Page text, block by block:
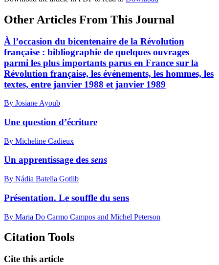
Other Articles From This Journal
À l’occasion du bicentenaire de la Révolution
française : bibliographie de quelques ouvrages
parmi les plus importants parus en France sur la
Révolution française, les événements, les hommes, les
textes, entre janvier 1988 et janvier 1989
By Josiane Ayoub
Une question d’écriture
By Micheline Cadieux
Un apprentissage des sens
By Nádia Batella Gotlib
Présentation. Le souffle du sens
By Maria Do Carmo Campos and Michel Peterson
Citation Tools
Cite this article